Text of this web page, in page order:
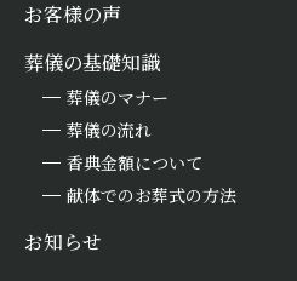
お客様の声
葬儀の基礎知識
葬儀のマナー
葬儀の流れ
香典金額について
献体でのお葬式の方法
お知らせ